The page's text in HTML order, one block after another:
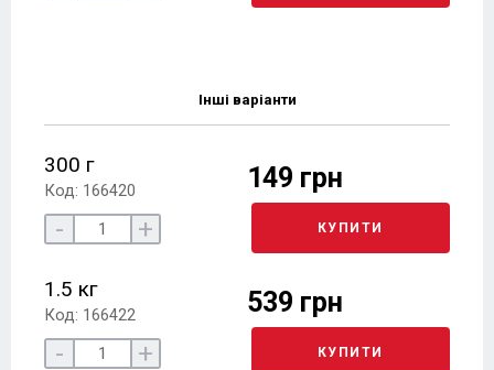
Інші варіанти
300 г
Код: 166420 149 грн
- + КУПИТИ
1.5 кг
Код: 166422 539 грн
- + КУПИТИ